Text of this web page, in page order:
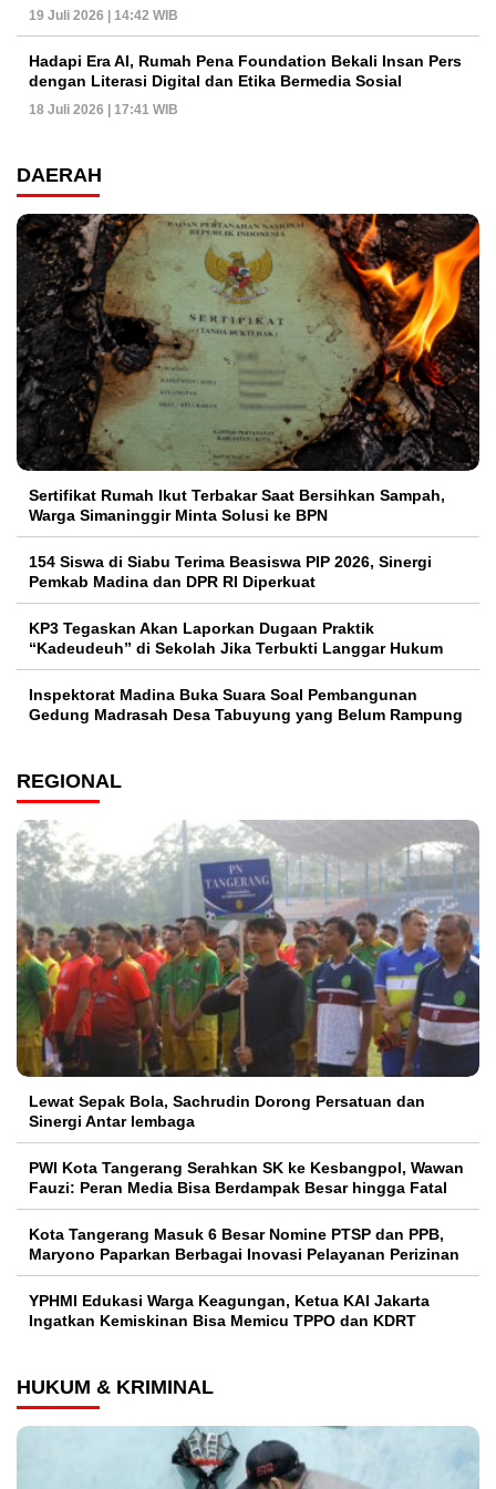
19 Juli 2026 | 14:42 WIB
Hadapi Era AI, Rumah Pena Foundation Bekali Insan Pers
dengan Literasi Digital dan Etika Bermedia Sosial
18 Juli 2026 | 17:41 WIB
DAERAH
Sertifikat Rumah Ikut Terbakar Saat Bersihkan Sampah,
Warga Simaninggir Minta Solusi ke BPN
154 Siswa di Siabu Terima Beasiswa PIP 2026, Sinergi
Pemkab Madina dan DPR RI Diperkuat
KP3 Tegaskan Akan Laporkan Dugaan Praktik
“Kadeudeuh” di Sekolah Jika Terbukti Langgar Hukum
Inspektorat Madina Buka Suara Soal Pembangunan
Gedung Madrasah Desa Tabuyung yang Belum Rampung
REGIONAL
Lewat Sepak Bola, Sachrudin Dorong Persatuan dan
Sinergi Antar lembaga
PWI Kota Tangerang Serahkan SK ke Kesbangpol, Wawan
Fauzi: Peran Media Bisa Berdampak Besar hingga Fatal
Kota Tangerang Masuk 6 Besar Nomine PTSP dan PPB,
Maryono Paparkan Berbagai Inovasi Pelayanan Perizinan
YPHMI Edukasi Warga Keagungan, Ketua KAI Jakarta
Ingatkan Kemiskinan Bisa Memicu TPPO dan KDRT
HUKUM & KRIMINAL